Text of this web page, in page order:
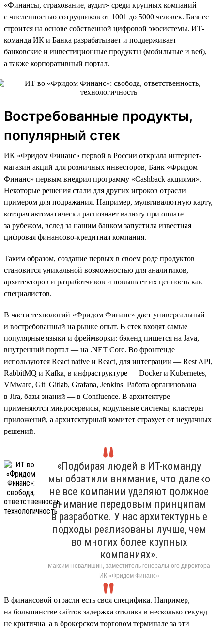
«Финансы, страхование, аудит» среди крупных компаний
с численностью сотрудников от 1001 до 5000 человек. Бизнес
строится на основе собственной цифровой экосистемы. ИТ-
команда ИК и Банка разрабатывает и поддерживает
банковские и инвестиционные продукты (мобильные и веб),
а также корпоративный портал.
Востребованные продукты,
популярный стек
ИК «Фридом Финанс» первой в России открыла интернет-
магазин акций для розничных инвесторов, Банк «Фридом
Финанс» первым внедрил программу «Cashback акциями».
Некоторые решения стали для других игроков отрасли
примером для подражания. Например, мультивалютную карту,
которая автоматически распознает валюту при оплате
за рубежом, вслед за нашим банком запустила известная
цифровая финансово-кредитная компания.
Таким образом, создание первых в своем роде продуктов
становится уникальной возможностью для аналитиков,
архитекторов и разработчиков и повышает их ценность как
специалистов.
В части технологий «Фридом Финанс» дает универсальный
и востребованный на рынке опыт. В стек входят самые
популярные языки и фреймворки: бэкенд пишется на Java,
внутренний портал — на .NET Сore. Во фронтенде
используются React native и React, для интеграции — Rest API,
RabbitMQ и Kafka, в инфраструктуре — Docker и Kubernetes,
VMware, Git, Gitlab, Grafana, Jenkins. Работа организована
в Jira, базы знаний — в Confluence. В архитектуре
применяются микросервисы, модульные системы, кластеры
приложений, а архитектурный комитет страхует от неудачных
решений.
«Подбирая людей в ИТ-команду
мы обратили внимание, что далеко
не все компании уделяют должное
внимание передовым принципам
в разработке. У нас архитектурные
подходы реализованы лучше, чем
во многих более крупных
компаниях».
Максим Повалишин, заместитель генерального директора
ИК «Фридом Финанс»
В финансовой отрасли есть своя специфика. Например,
на большинстве сайтов задержка отклика в несколько секунд
не критична, а в брокерском торговом терминале за эти